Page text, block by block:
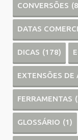
CONVERSÕES
DATAS
DICAS (178)
EXTENSÕES DE
FERRAMENTAS
GLOSSÁRIO (1)